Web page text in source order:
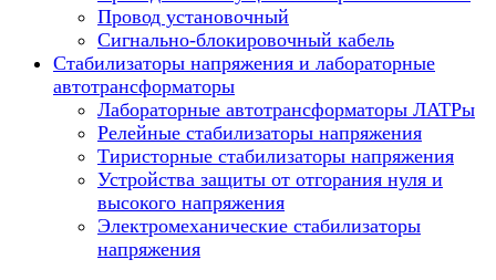
Провод установочный
Сигнально-блокировочный кабель
Стабилизаторы напряжения и лабораторные
автотрансформаторы
Лабораторные автотрансформаторы ЛАТРы
Релейные стабилизаторы напряжения
Тиристорные стабилизаторы напряжения
Устройства защиты от отгорания нуля и
высокого напряжения
Электромеханические стабилизаторы
напряжения